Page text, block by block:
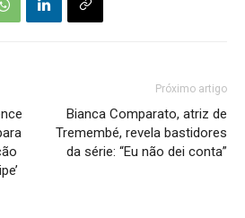
Próximo artigo
Bianca Comparato, atriz de
Tremembé, revela bastidores
da série: “Eu não dei conta”